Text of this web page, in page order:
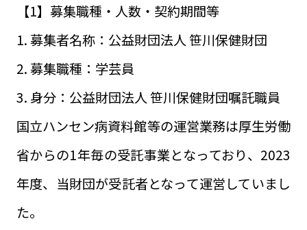
【1】募集職種・人数・契約期間等
1. 募集者名称：公益財団法人 笹川保健財団
2. 募集職種：学芸員
3. 身分：公益財団法人 笹川保健財団嘱託職員
国立ハンセン病資料館等の運営業務は厚生労働
省からの1年毎の受託事業となっており、2023
年度、当財団が受託者となって運営していまし
た。